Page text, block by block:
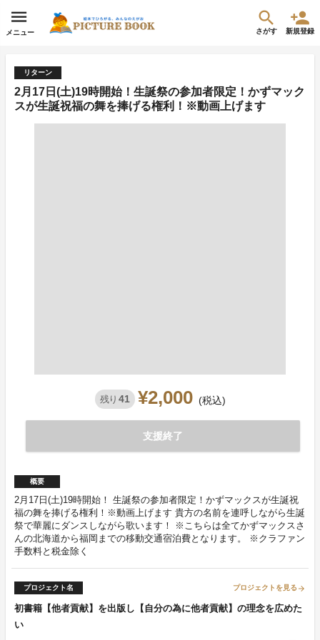
メニュー さがす 新規登録
リターン
2月17日(土)19時開始！生誕祭の参加者限定！かずマック
スが生誕祝福の舞を捧げる権利！※動画上げます
残り 41 ¥2,000 (税込)
支援終了
概要
2月17日(土)19時開始！ 生誕祭の参加者限定！かずマックスが生誕祝
福の舞を捧げる権利！※動画上げます 貴方の名前を連呼しながら生誕
祭で華麗にダンスしながら歌います！ ※こちらは全てかずマックスさ
んの北海道から福岡までの移動交通宿泊費となります。 ※クラファン
手数料と税金除く
プロジェクト名 プロジェクトを見る arrow_forward
初書籍【他者貢献】を出版し【自分の為に他者貢献】の理念を広めた
い